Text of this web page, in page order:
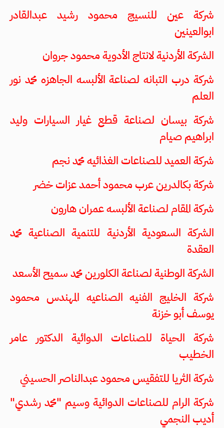
شركة عين للنسيج محمود رشيد عبدالقادر
ابوالعينين
الشركة الأردنية لانتاج الأدوية محمود جروان
شركة درب التبانه لصناعة الألبسه الجاهزه محمد نور
العلم
شركة بيسان لصناعة قطع غيار السيارات وليد
ابراهيم صيام
شركة العميد للصناعات الغذائيه محمد نجم
شركة بكالدرين عرب محمود أحمد عزات خضر
شركة المقام لصناعة الألبسه عمران هارون
الشركة السعودية الأردنية للتنمية الصناعية محمد
العقدة
الشركة الوطنية لصناعة الكلورين محمد سميح الأسعد
شركة الخليج الفنيه الصناعيه المهندس محمود
يوسف أبو خزنة
شركة الحياة للصناعات الدوائية الدكتور عامر
الخطيب
شركة الثريا للتفقيس محمود عبدالناصر الحسيني
شركة الرام للصناعات الدوائية وسيم "محمد رشدي"
أديب النجمي